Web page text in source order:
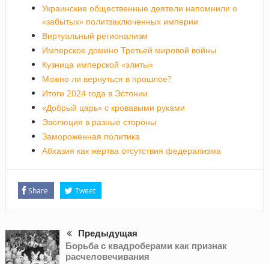
Украинские общественные деятели напомнили о
«забытых» политзаключенных империи
Виртуальный регионализм
Имперское домино Третьей мировой войны
Кузница имперской «элиты»
Можно ли вернуться в прошлое?
Итоги 2024 года в Эстонии
«Добрый царь» с кровавыми руками
Эволюция в разные стороны
Замороженная политика
Абхазия как жертва отсутствия федерализма
Share Tweet
Предыдущая
Борьба с квадроберами как признак
расчеловечивания